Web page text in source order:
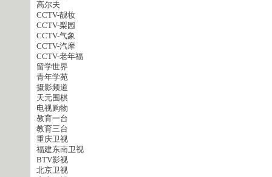
高尔夫
CCTV-靓妆
CCTV-梨园
CCTV-气象
CCTV-汽摩
CCTV-老年福
留学世界
青年学苑
摄影频道
天元围棋
电视购物
教育一台
教育三台
重庆卫视
福建东南卫视
BTV影视
北京卫视